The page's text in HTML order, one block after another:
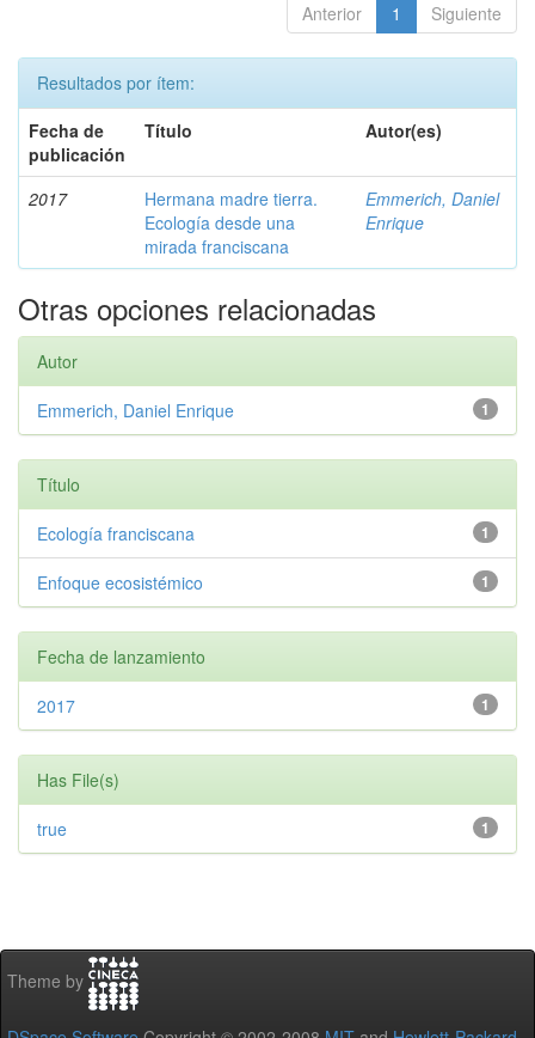
Anterior 1 Siguiente
Resultados por ítem:
Fecha de
publicación
Título Autor(es)
2017
Hermana madre tierra.
Ecología desde una
mirada franciscana
Emmerich, Daniel
Enrique
Otras opciones relacionadas
Autor
1
Emmerich, Daniel Enrique
Título
1
Ecología franciscana
1
Enfoque ecosistémico
Fecha de lanzamiento
1
2017
Has File(s)
1
true
Theme by